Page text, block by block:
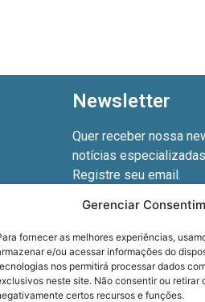
Gerenciar
fornecer as melhores experiências,
e/ou acessar informações do
nos permitirá processar dados
neste site. Não consentir ou retirar
certos recursos e funções.
–
Newsletter
Quer receber nossa
notícias
Registre seu email.
Termos de usoe aPolítica de